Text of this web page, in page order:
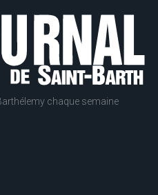
chaque semaine